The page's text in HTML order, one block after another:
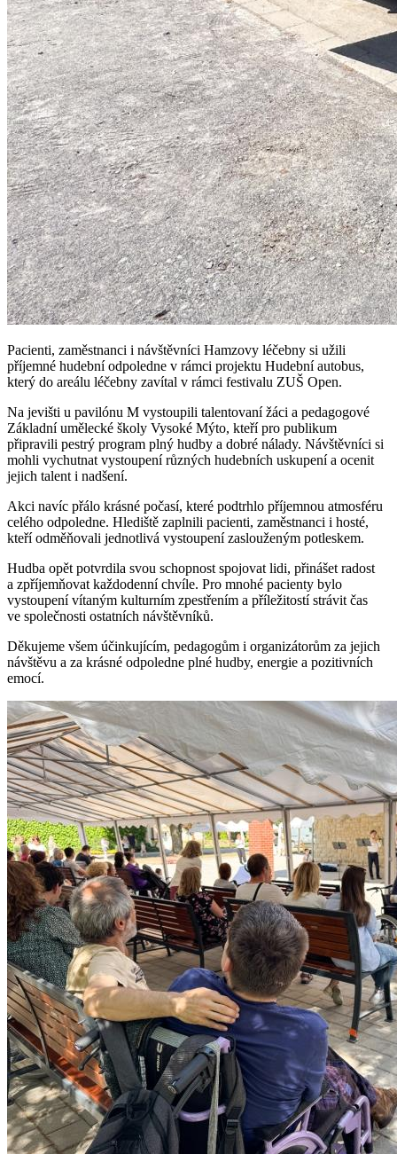
Pacienti, zaměstnanci i návštěvníci Hamzovy léčebny si užili
příjemné hudební odpoledne v rámci projektu Hudební autobus,
který do areálu léčebny zavítal v rámci festivalu ZUŠ Open.
Na jevišti u pavilónu M vystoupili talentovaní žáci a pedagogové
Základní umělecké školy Vysoké Mýto, kteří pro publikum
připravili pestrý program plný hudby a dobré nálady. Návštěvníci si
mohli vychutnat vystoupení různých hudebních uskupení a ocenit
jejich talent i nadšení.
Akci navíc přálo krásné počasí, které podtrhlo příjemnou atmosféru
celého odpoledne. Hlediště zaplnili pacienti, zaměstnanci i hosté,
kteří odměňovali jednotlivá vystoupení zaslouženým potleskem.
Hudba opět potvrdila svou schopnost spojovat lidi, přinášet radost
a zpříjemňovat každodenní chvíle. Pro mnohé pacienty bylo
vystoupení vítaným kulturním zpestřením a příležitostí strávit čas
ve společnosti ostatních návštěvníků.
Děkujeme všem účinkujícím, pedagogům i organizátorům za jejich
návštěvu a za krásné odpoledne plné hudby, energie a pozitivních
emocí.